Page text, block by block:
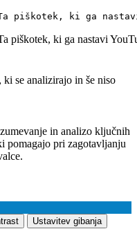
piškotek, ki ga
piškotek, ki ga nastavi
se analizirajo in še niso
in analizo ključnih
pomagajo pri zagotavljanju
Ustavitev gibanja